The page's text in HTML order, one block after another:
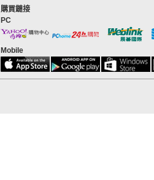
購買鏈接
PC
Mobile